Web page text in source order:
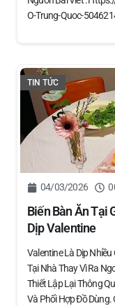
O-Trung-Quoc-
TIN TỨC
04/03/2026
Biến Bàn Ăn Tại
Dịp Valentine
Valentine Là Dịp
Tại Nhà Thay Vì Ra
Thiết Lập Lại Thông
Và Phối Hợp Đồ Dùng.